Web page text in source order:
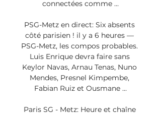
connectées comme ...
PSG-Metz en direct: Six absents
côté parisien ! il y a 6 heures —
PSG-Metz, les compos probables.
Luis Enrique devra faire sans
Keylor Navas, Arnau Tenas, Nuno
Mendes, Presnel Kimpembe,
Fabian Ruiz et Ousmane ...
Paris SG - Metz: Heure et chaîne